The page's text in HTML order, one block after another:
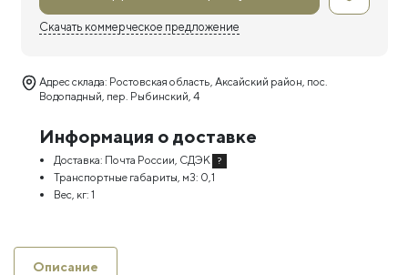
Скачать коммерческое предложение
Адрес склада: Ростовская область, Аксайский район, пос.
Водопадный, пер. Рыбинский, 4
Информация о доставке
Доставка: Почта России, СДЭК ?
Транспортные габариты, м3: 0,1
Вес, кг: 1
Описание